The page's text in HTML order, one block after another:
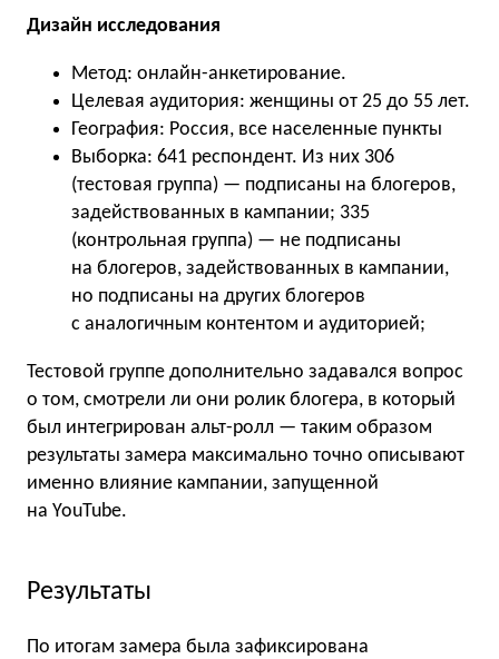
Дизайн исследования
Метод: онлайн-анкетирование.
Целевая аудитория: женщины от 25 до 55 лет.
География: Россия, все населенные пункты
Выборка: 641 респондент. Из них 306
(тестовая группа) — подписаны на блогеров,
задействованных в кампании; 335
(контрольная группа) — не подписаны
на блогеров, задействованных в кампании,
но подписаны на других блогеров
с аналогичным контентом и аудиторией;
Тестовой группе дополнительно задавался вопрос
о том, смотрели ли они ролик блогера, в который
был интегрирован альт-ролл — таким образом
результаты замера максимально точно описывают
именно влияние кампании, запущенной
на YouTube.
Результаты
По итогам замера была зафиксирована